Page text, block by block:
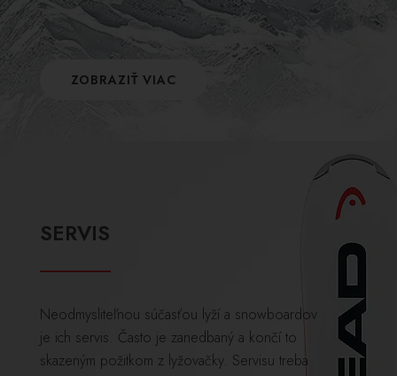
ZOBRAZIŤ VIAC
SERVIS
Neodmysliteľnou súčasťou lyží a snowboardov
je ich servis. Často je zanedbaný a končí to
skazeným požitkom z lyžovačky. Servisu treba